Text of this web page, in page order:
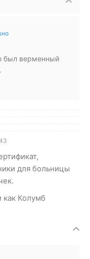
был верменный
для больницы
как Колумб